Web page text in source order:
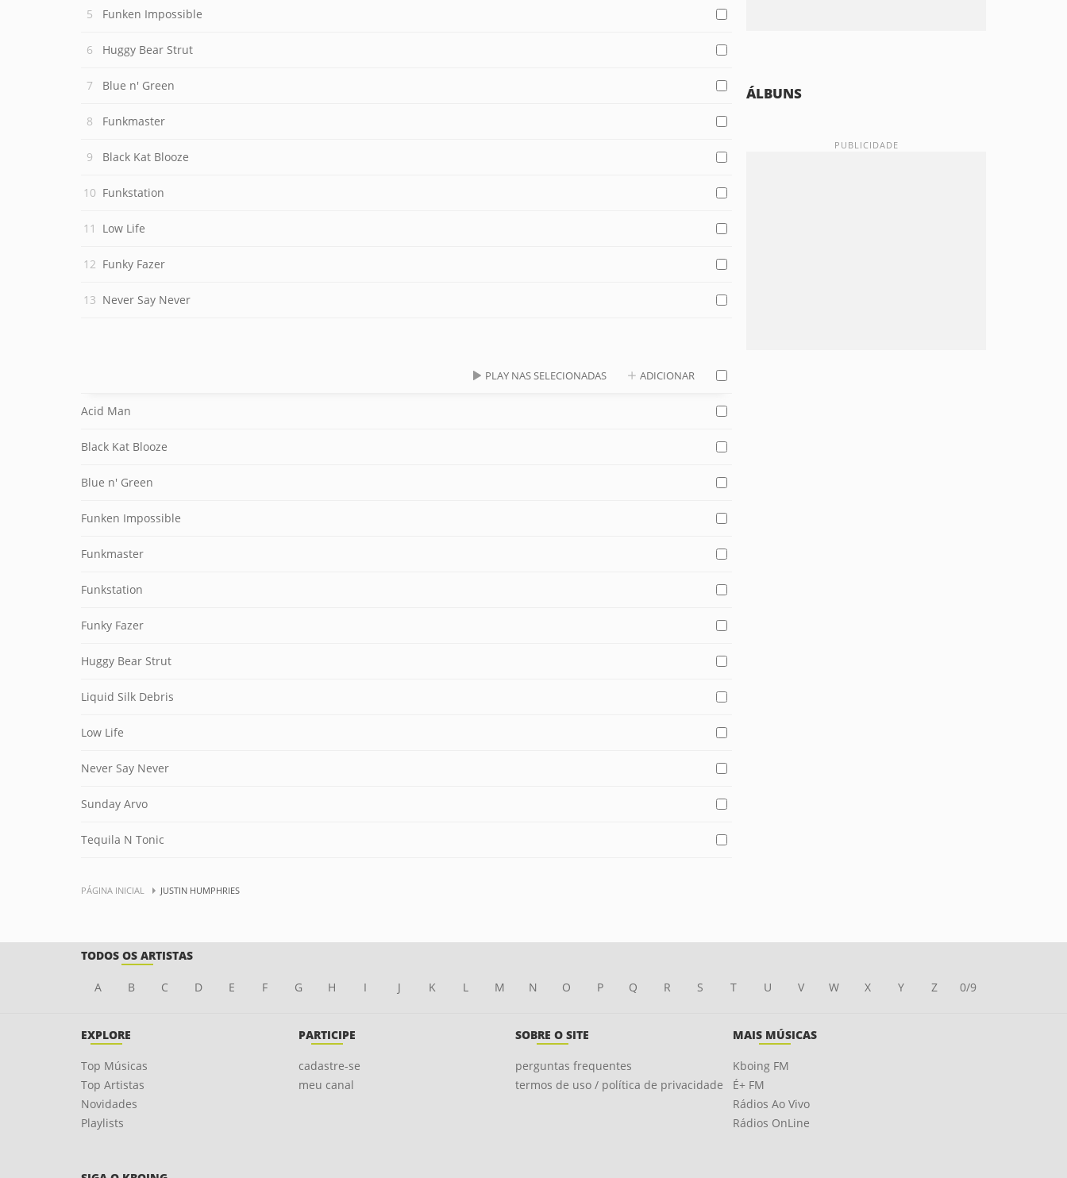
Funken Impossible
Huggy Bear Strut
Blue n' Green
Funkmaster
Black Kat Blooze
Funkstation
Low Life
Funky Fazer
Never Say Never
PLAY NAS SELECIONADAS ADICIONAR
Acid Man
Black Kat Blooze
Blue n' Green
Funken Impossible
Funkmaster
Funkstation
Funky Fazer
Huggy Bear Strut
Liquid Silk Debris
Low Life
Never Say Never
Sunday Arvo
Tequila N Tonic
ÁLBUNS
PÁGINA INICIAL JUSTIN HUMPHRIES
TODOS OS ARTISTAS
A B C D E F G H I J K L M N O P Q R S T U V W X Y Z 0/9
EXPLORE
Top Músicas
Top Artistas
Novidades
Playlists
PARTICIPE
cadastre-se
meu canal
SOBRE O SITE
perguntas frequentes
termos de uso / política de privacidade
MAIS MÚSICAS
Kboing FM
É+ FM
Rádios Ao Vivo
Rádios OnLine